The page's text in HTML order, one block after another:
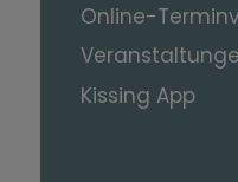
Online-
Kissing App